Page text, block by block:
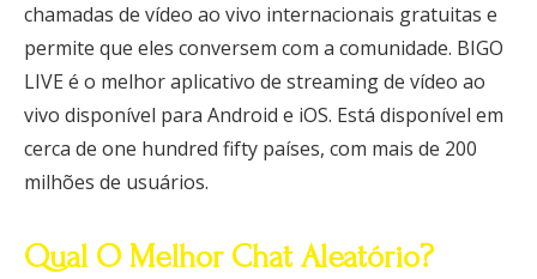
chamadas de vídeo ao vivo internacionais gratuitas e
permite que eles conversem com a comunidade. BIGO
LIVE é o melhor aplicativo de streaming de vídeo ao
vivo disponível para Android e iOS. Está disponível em
cerca de one hundred fifty países, com mais de 200
milhões de usuários.
Qual O Melhor Chat Aleatório?